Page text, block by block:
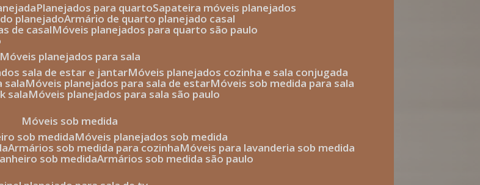
planejados para quarto sapateira móveis planejados
planejado armário de quarto planejado casal
de casal móveis planejados para quarto são paulo
móveis planejados para sala
sala de estar e jantar móveis planejados cozinha e sala conjugada
sala móveis planejados para sala de estar móveis sob medida para sala
sala móveis planejados para sala são paulo
móveis sob medida
sob medida móveis planejados sob medida
armários sob medida para cozinha móveis para lavanderia sob medida
sob medida armários sob medida são paulo